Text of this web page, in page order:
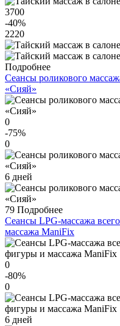
3700
-40%
2220
Подробнее
Сеансы роликового
«Сияй»
0
-75%
0
6 дней
79 Подробнее
Сеансы LPG-массажа
массажа ManiFix
0
-80%
0
6 дней